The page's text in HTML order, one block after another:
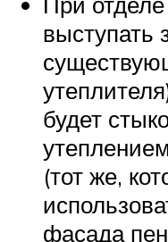
выступать
будет
(тот же,
фасада